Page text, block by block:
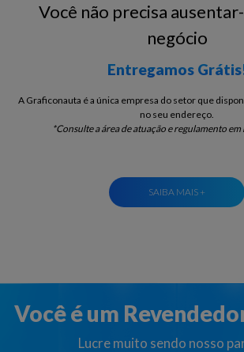
Você não precisa
negócio
Entregamos
A Graficonauta é a única empresa do setor que
no seu endereço.
*Consulte a área de atuação e regulamento em
SAIBA MAIS +
Você é um
Lucre muito sendo nosso